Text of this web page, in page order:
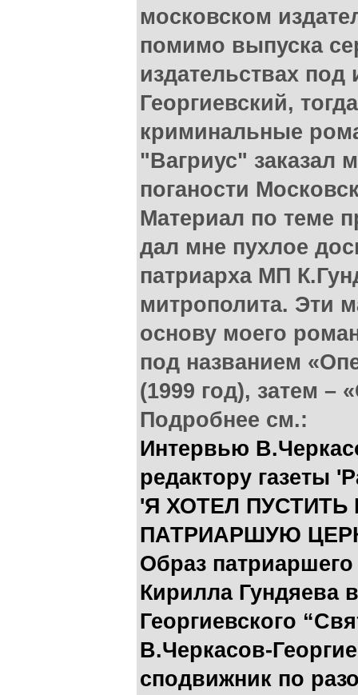
московском
помимо выпуска
издательствах
Георгиевский,
криминальные
"Вагриус" заказал
поганости
Материал по теме
дал мне пухлое
патриарха МП
митрополита. Эти
основу моего
под названием
(1999 год), затем –
Подробнее см.:
Интервью
редактору газеты
'Я ХОТЕЛ
ПАТРИАРШУЮ
Образ
Кирилла Гундяева
Георгиевского
В.Черкасов-
сподвижник по